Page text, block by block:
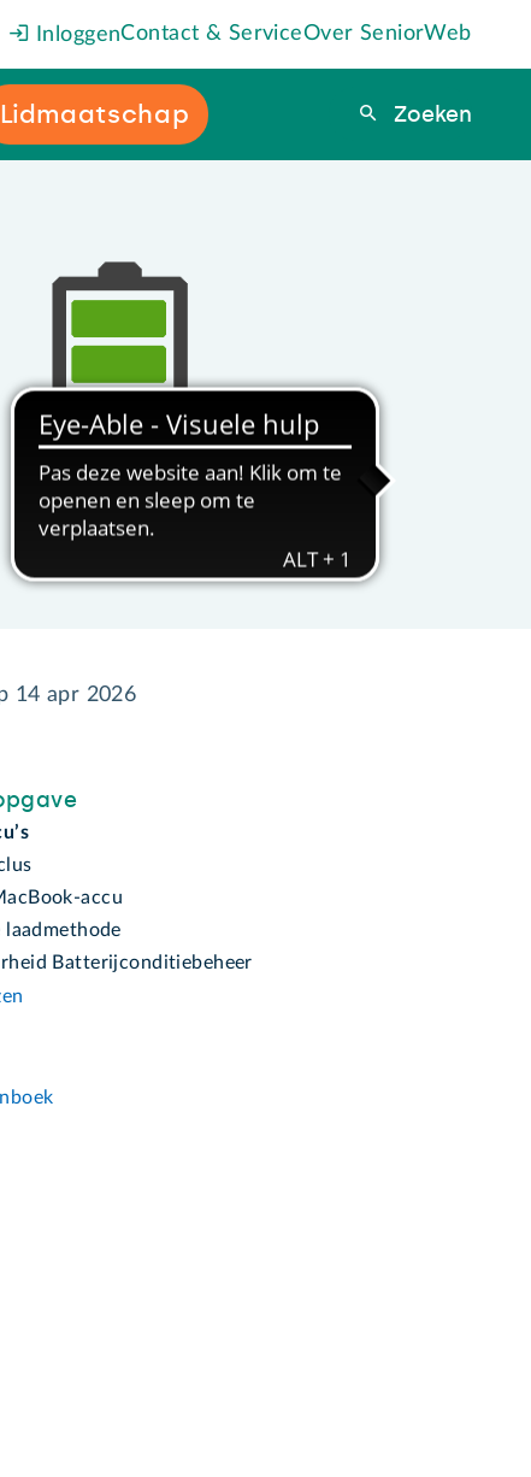
InloggenContact & ServiceOver SeniorWeb
Lidmaatschap Zoeken
Zoeken
14 apr 2026
accu
laadmethode
Batterijconditiebeheer